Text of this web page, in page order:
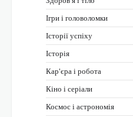
Ігри і головоломки
Історії успіху
Історія
Кар'єра і робота
Кіно і серіали
Космос і астрономія